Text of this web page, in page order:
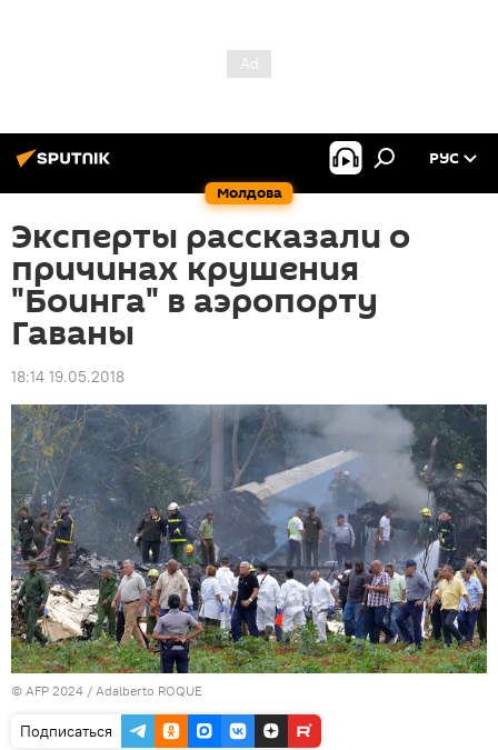
Молдова
РУС
Эксперты рассказали о
причинах крушения
"Боинга" в аэропорту
Гаваны
18:14 19.05.2018
© AFP 2024 / Adalberto ROQUE
Подписаться